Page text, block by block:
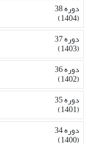
دوره 38
(1404)
دوره 37
(1403)
دوره 36
(1402)
دوره 35
(1401)
دوره 34
(1400)